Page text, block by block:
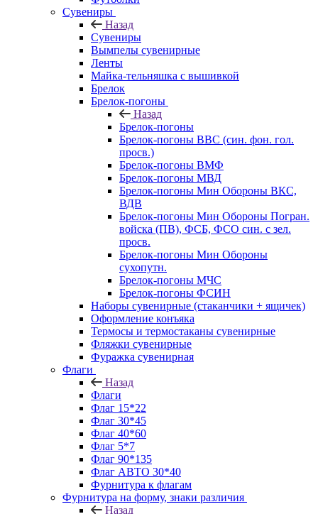
Сувениры
Назад
Сувениры
Вымпелы сувенирные
Ленты
Майка-тельняшка с вышивкой
Брелок
Брелок-погоны
Назад
Брелок-погоны
Брелок-погоны ВВС (син. фон. гол.
просв.)
Брелок-погоны ВМФ
Брелок-погоны МВД
Брелок-погоны Мин Обороны ВКС,
ВДВ
Брелок-погоны Мин Обороны Погран.
войска (ПВ), ФСБ, ФСО син. с зел.
просв.
Брелок-погоны Мин Обороны
сухопутн.
Брелок-погоны МЧС
Брелок-погоны ФСИН
Наборы сувенирные (стаканчики + ящичек)
Оформление конъяка
Термосы и термостаканы сувенирные
Фляжки сувенирные
Фуражка сувенирная
Флаги
Назад
Флаги
Флаг 15*22
Флаг 30*45
Флаг 40*60
Флаг 5*7
Флаг 90*135
Флаг АВТО 30*40
Фурнитура к флагам
Фурнитура на форму, знаки различия
Назад